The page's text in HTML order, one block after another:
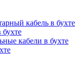
кабель в бухте
кабели в бухте